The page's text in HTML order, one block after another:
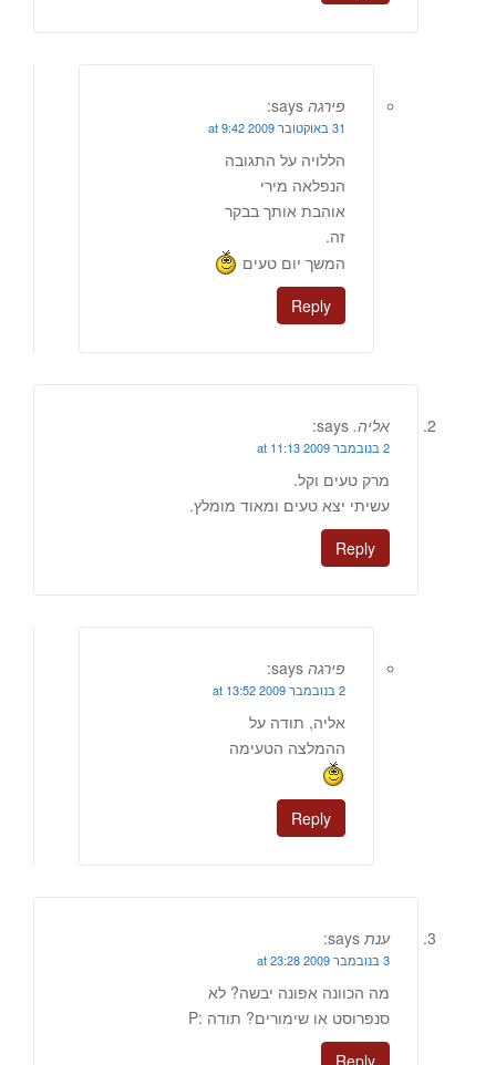
פירגה says:
31 באוקטובר 2009 at 9:42
הללויה על התגובה
הנפלאה מירי
אוהבת אותך בבקר
זה.
המשך יום טעים
Reply
אליה. says:
2 בנובמבר 2009 at 11:13
מרק טעים וקל.
עשיתי יצא טעים ומאוד מומלץ.
Reply
פירגה says:
2 בנובמבר 2009 at 13:52
אליה, תודה על
ההמלצה הטעימה
Reply
ענת says:
3 בנובמבר 2009 at 23:28
מה הכוונה אפונה יבשה? לא
סנפרוסט או שימורים? תודה :P
Reply